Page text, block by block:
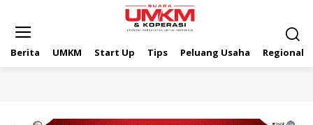
Berita UMKM Start Up Tips Peluang Usaha Regional